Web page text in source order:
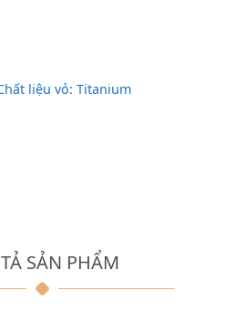
SẢN PHẨM
liệu vỏ: Titanium